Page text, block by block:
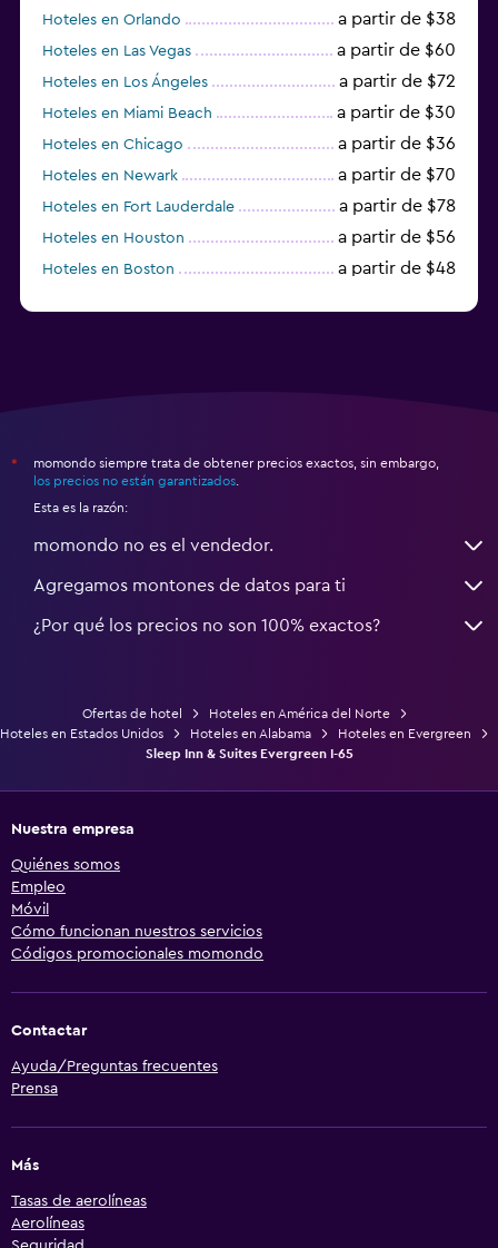
Hoteles en Orlando a partir de $38
Hoteles en Las Vegas a partir de $60
Hoteles en Los Ángeles a partir de $72
Hoteles en Miami Beach a partir de $30
Hoteles en Chicago a partir de $36
Hoteles en Newark a partir de $70
Hoteles en Fort Lauderdale a partir de $78
Hoteles en Houston a partir de $56
Hoteles en Boston a partir de $48
*
momondo siempre trata de obtener precios exactos, sin embargo,
los precios no están garantizados
Esta es la razón:
momondo no es el vendedor.
Agregamos montones de datos para ti
¿Por qué los precios no son 100% exactos?
Ofertas de hotel
Hoteles en América del Norte
Hoteles en Estados Unidos
Hoteles en Alabama
Hoteles en Evergreen
Sleep Inn & Suites Evergreen I-65
Nuestra empresa
Quiénes somos
Empleo
Móvil
Cómo funcionan nuestros servicios
Códigos promocionales momondo
Contactar
Ayuda/Preguntas frecuentes
Prensa
Más
Tasas de aerolíneas
Aerolíneas